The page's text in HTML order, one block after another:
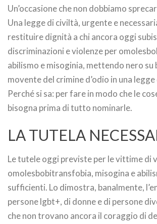
Un’occasione che non dobbiamo
Una legge di civiltà, urgente e
restituire dignità a chi ancora oggi
discriminazioni e violenze per
abilismo e misoginia, mettendo nero su
movente del crimine d’odio in una
Perché si sa: per fare in modo che le
bisogna prima di tutto nominarle.
LA TUTELA
Le tutele oggi previste per le vittime di
omolesbobitransfobia, misogina e
sufficienti. Lo dimostra, banalmente,
persone lgbt+, di donne e di persone
che non trovano ancora il coraggio di